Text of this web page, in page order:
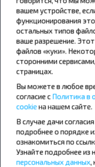
Популярные
направления
Орша - Могилёв
Минск - Могилёв
Минск - Пинск
Минск - Брест
Минск - Гомель
Минск - Бобруйск
вашем устройстве,
функционирования
остальных типов
ваше разрешение.
файлов «куки».
сторонними
страницах.
Вы можете в любое
согласие сПолитика в
cookieна нашем сайте.
В случае дачи
подробнее о порядке
ознакомиться по
Узнайте подробнее из
персональных данных,